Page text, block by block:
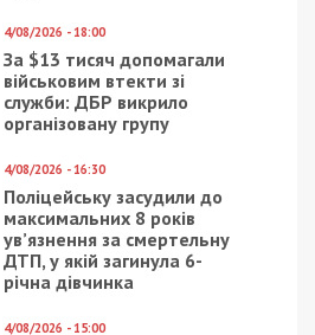
4/08/2026 - 18:00
За $13 тисяч допомагали
військовим втекти зі
служби: ДБР викрило
організовану групу
4/08/2026 - 16:30
Поліцейську засудили до
максимальних 8 років
ув’язнення за смертельну
ДТП, у якій загинула 6-
річна дівчинка
4/08/2026 - 15:00